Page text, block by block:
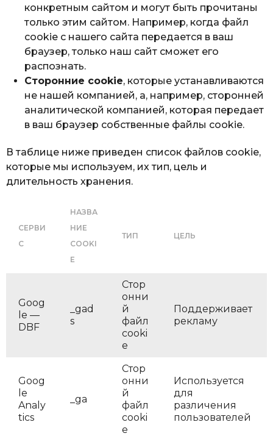
конкретным сайтом и могут быть прочитаны
только этим сайтом. Например, когда файл
cookie с нашего сайта передается в ваш
браузер, только наш сайт сможет его
распознать.
Сторонние cookie, которые устанавливаются
не нашей компанией, а, например, сторонней
аналитической компанией, которая передает
в ваш браузер собственные файлы cookie.
В таблице ниже приведен список файлов cookie,
которые мы используем, их тип, цель и
длительность хранения.
СЕРВИ
С
НАЗВА
НИЕ
COOKI
E
ТИП ЦЕЛЬ
Goog
le —
DBF
_gad
s
Стор
онни
й
файл
cooki
e
Поддерживает
рекламу
Goog
le
Analy
tics
_ga
Стор
онни
й
файл
cooki
e
Используется
для
различения
пользователей